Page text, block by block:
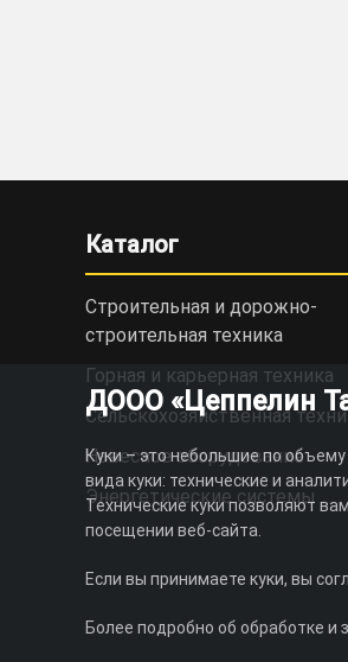
Каталог
Строительная и дорожно-
cтроительная техника
Горная и карьерная техника
Сельскохозяйственная
Навесное оборудование
Энергетические системы
ДООО «Цеппелин
Куки – это небольшие по
вида куки: технические и
Технические куки позволяют
посещении веб-сайта.
Если вы принимаете куки, вы
Более подробно об обработке